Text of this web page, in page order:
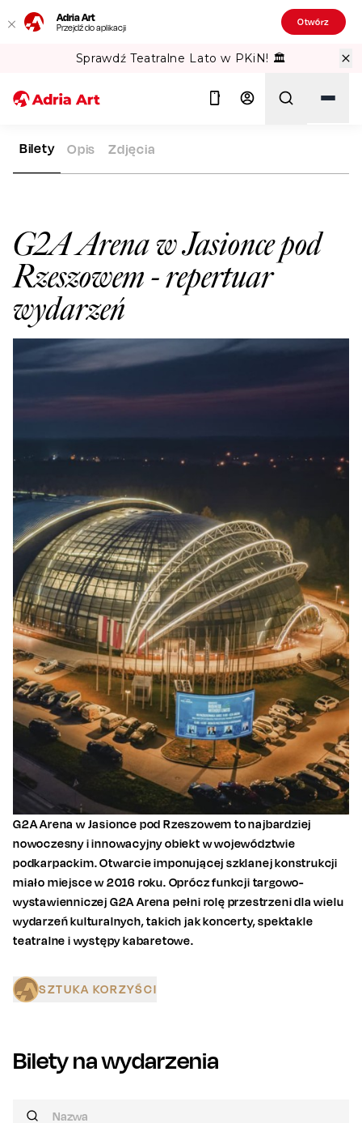
Adria Art
Przejdź do aplikacji Otwórz
Sprawdź Teatralne Lato w PKiN! 🏛️
ADRIA ART SALE WIDOWISKOWE
G2A Arena w Jasionce pod
Rzeszowem- repertuar
wydarzeń
Bilety Opis Zdjęcia
G2A Arena w Jasionce pod Rzeszowem to najbardziej
nowoczesny i innowacyjny obiekt w województwie
podkarpackim. Otwarcie imponującej szklanej konstrukcji
miało miejsce w 2016 roku. Oprócz funkcji targowo-
wystawienniczej G2A Arena pełni rolę przestrzeni dla wielu
wydarzeń kulturalnych, takich jak koncerty, spektakle
teatralne i występy kabaretowe.
SZTUKA KORZYŚCI
Bilety na wydarzenia